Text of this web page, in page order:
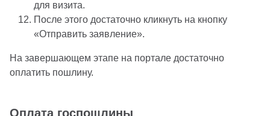
для визита.
После этого достаточно кликнуть на кнопку
«Отправить заявление».
На завершающем этапе на портале достаточно
оплатить пошлину.
Оплата госпошлины